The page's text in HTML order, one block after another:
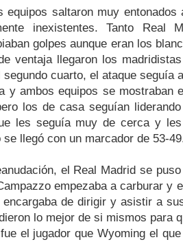
equipos saltaron muy
inexistentes. Tanto Real
golpes aunque eran los
ventaja llegaron los
segundo cuarto, el ataque seguía
y ambos equipos se mostraban
los de casa seguían
les seguía muy de cerca y
se llegó con un marcador de 53-
el Real Madrid se
empezaba a carburar y
de dirigir y asistir a
lo mejor de si mismos para
el jugador que Wyoming el